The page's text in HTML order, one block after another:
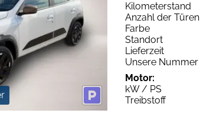
Kilometerstand
Anzahl der Türen
Farbe
Standort
Lieferzeit
Unsere Nummer
Motor:
kW / PS
Treibstoff